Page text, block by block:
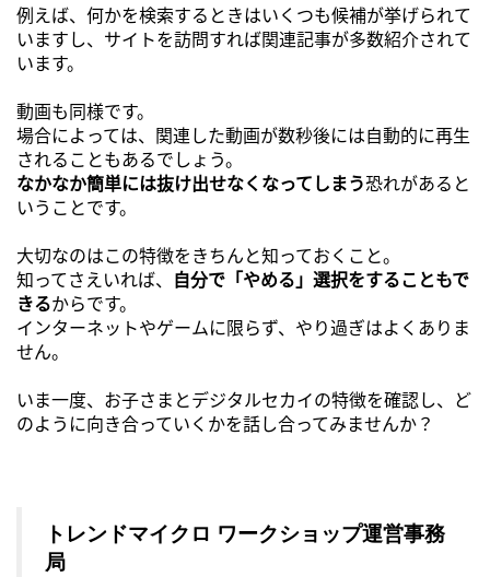
例えば、何かを検索するときはいくつも候補が挙げられて
いますし、サイトを訪問すれば関連記事が多数紹介されて
います。
動画も同様です。
場合によっては、関連した動画が数秒後には自動的に再生
されることもあるでしょう。
なかなか簡単には抜け出せなくなってしまう恐れがあると
いうことです。
大切なのはこの特徴をきちんと知っておくこと。
知ってさえいれば、 自分で「やめる」選択をすることもで
きるからです。
インターネットやゲームに限らず、やり過ぎはよくありま
せん。
いま一度、お子さまとデジタルセカイの特徴を確認し、ど
のように向き合っていくかを話し合ってみませんか？
トレンドマイクロ ワークショップ運営事務
局